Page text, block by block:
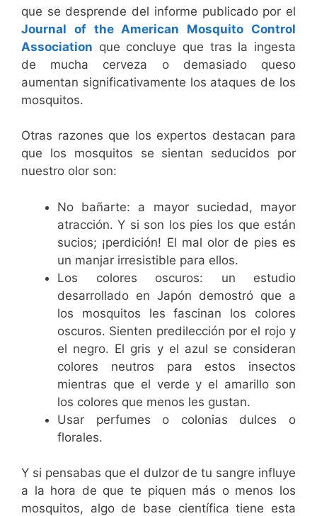
que se desprende del informe publicado por el
Journal of the American Mosquito Control
Association que concluye que tras la ingesta
de mucha cerveza o demasiado queso
aumentan significativamente los ataques de los
mosquitos.
Otras razones que los expertos destacan para
que los mosquitos se sientan seducidos por
nuestro olor son:
No bañarte: a mayor suciedad, mayor
atracción. Y si son los pies los que están
sucios; ¡perdición! El mal olor de pies es
un manjar irresistible para ellos.
Los colores oscuros: un estudio
desarrollado en Japón demostró que a
los mosquitos les fascinan los colores
oscuros. Sienten predilección por el rojo y
el negro. El gris y el azul se consideran
colores neutros para estos insectos
mientras que el verde y el amarillo son
los colores que menos les gustan.
Usar perfumes o colonias dulces o
florales.
Y si pensabas que el dulzor de tu sangre influye
a la hora de que te piquen más o menos los
mosquitos, algo de base científica tiene esta